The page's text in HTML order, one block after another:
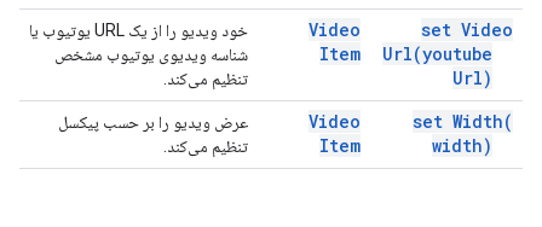
set Video
Url(youtube
Url)
Video
Item
خود ویدیو را از یک URL یوتیوب یا
شناسه ویدیوی یوتیوب مشخص
تنظیم می‌کند.
set Width(
width)
Video
Item
عرض ویدیو را بر حسب پیکسل
تنظیم می‌کند.